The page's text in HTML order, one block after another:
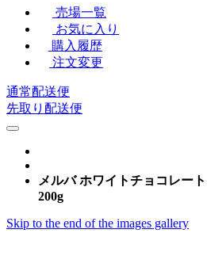
売場一覧
お気に入り
購入履歴
注文変更
通常配送便
先取り配送便
メルバ ホワイトチョコレー
200g
Skip to the end of the images gallery